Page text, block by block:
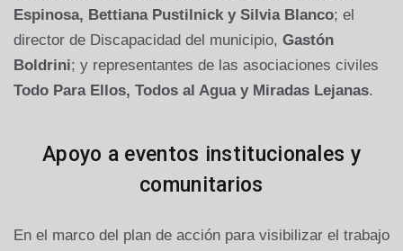
Espinosa, Bettiana Pustilnick y Silvia Blanco; el
director de Discapacidad del municipio, Gastón
Boldrini; y representantes de las asociaciones civiles
Todo Para Ellos, Todos al Agua y Miradas Lejanas.
Apoyo a eventos institucionales y
comunitarios
En el marco del plan de acción para visibilizar el trabajo